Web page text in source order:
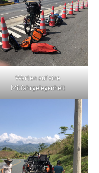
Warten auf eine
Mitfahrgelegenheit